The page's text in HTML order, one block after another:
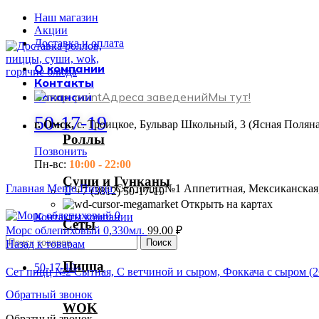
Наш магазин
Акции
Доставка и оплата
О компании
Контакты
Вакансии
50-17-19
Адреса заведенийМы тут!
г. Омск,с. Троицкое, Бульвар Школьный, 3 (Ясная
Позвонить
Пн-вс: 10:00 - 22:00
+7 (3812) 50-17-19
Открыть на картах
Контакты компании
Поиск
50-17-19
Обратный звонок
Роллы
Суши и Гунканы
Сеты
Пицца
WOK
Главная МенюПиццаСет пицц №1 Аппетитная,
Морс облепиховый 0,330мл. 99.00 ₽
Назад к товарам
Сет пицц №2 Сытная, С ветчиной и сыром, Фоккача с сыром